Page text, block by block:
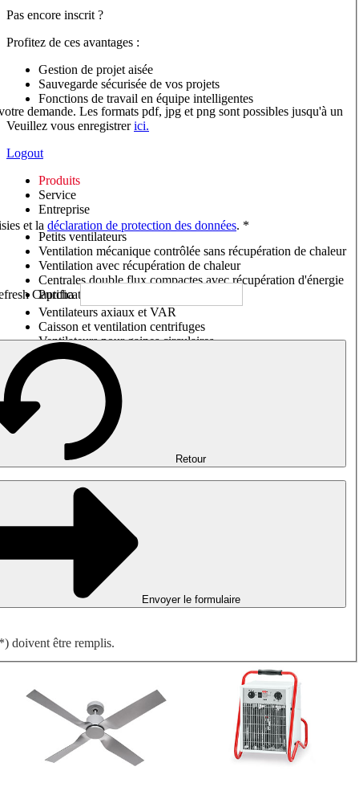
Pas encore inscrit ?
Profitez de ces avantages :
Gestion de projet aisée
Sauvegarde sécurisée de vos projets
Fonctions de travail en équipe intelligentes
Veuillez vous enregistrerici.
Logout
Produits
Service
Entreprise
Petits ventilateurs
Ventilation mécanique contrôlée sans récupération de chaleur
Ventilation avec récupération de chaleur
Centrales double flux compactes avec récupération d'énergie
Purificateurs d'air/Moniteurs CO
Ventilateurs axiaux et VAR
Caisson et ventilation centrifuges
Ventilateurs pour gaines circulaires
Ventilateurs pour gaines rectangulaires
Tourelles de toiture
Désenfumage, détection incendie et ventilation de parking
Ventilateurs antidéflagrants
Mesurer. Contrôler. Réguler.
Traitement d'air
Accessoires aérauliques
demande. Les formats pdf, jpg et png sont possibles jusqu'à un
et la déclaration de protection des données. *
Retour
Envoyer le formulaire
doivent être remplis.